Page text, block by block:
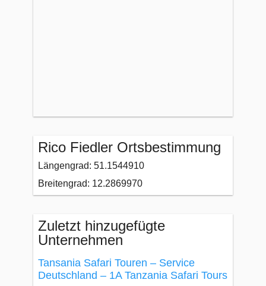
Rico Fiedler Ortsbestimmung
Längengrad: 51.1544910
Breitengrad: 12.2869970
Zuletzt hinzugefügte
Unternehmen
Tansania Safari Touren – Service
Deutschland – 1A Tanzania Safari Tours